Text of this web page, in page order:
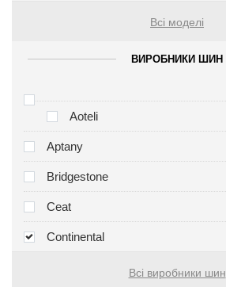
Всі моделі
ВИРОБНИКИ ШИН
Aoteli
Aptany
Bridgestone
Ceat
Continental
Всі виробники шин